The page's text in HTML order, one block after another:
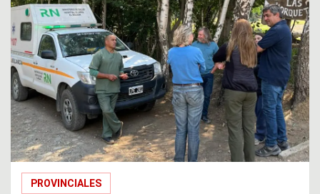
PROVINCIALES